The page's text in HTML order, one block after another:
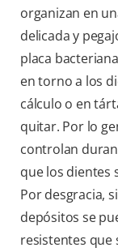
organizan en
delicada y
placa
en torno a los
cálculo o en
quitar. Por lo
controlan
que los dientes
Por desgracia,
depósitos se
resistentes que